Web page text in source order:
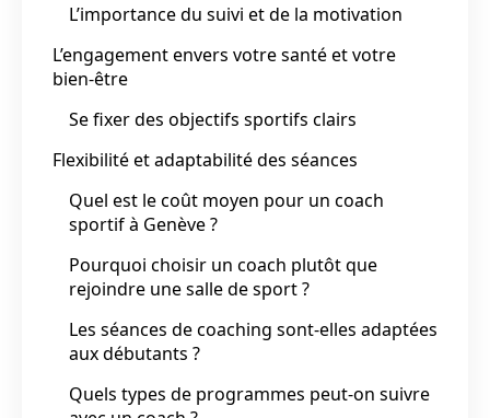
L’importance du suivi et de la motivation
L’engagement envers votre santé et votre
bien-être
Se fixer des objectifs sportifs clairs
Flexibilité et adaptabilité des séances
Quel est le coût moyen pour un coach
sportif à Genève ?
Pourquoi choisir un coach plutôt que
rejoindre une salle de sport ?
Les séances de coaching sont-elles adaptées
aux débutants ?
Quels types de programmes peut-on suivre